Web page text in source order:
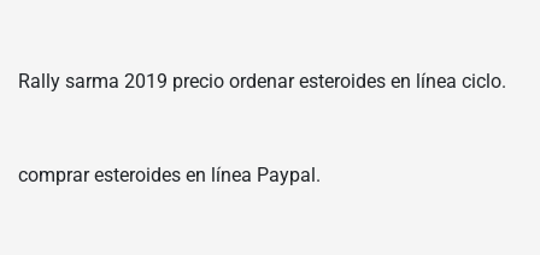
Rally sarma 2019 precio ordenar esteroides en línea ciclo.
comprar esteroides en línea Paypal.